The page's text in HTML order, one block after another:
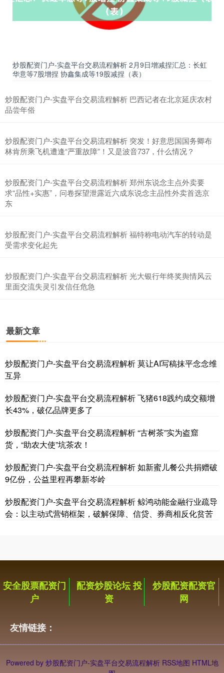
炒股配资门户-实盘平台交易流程解析 2月9日增减捏汇总：长虹
华意等7股增捏 协鑫集成等19股减捏（表）
炒股配资门户-实盘平台交易流程解析 巴西记者在北京延庆农村
品尝年俗
炒股配资门户-实盘平台交易流程解析 突发！好意思国国务卿布
林肯所乘飞机遭逢“严重故障”！又是波音737，什么情况？
炒股配资门户-实盘平台交易流程解析 郑州东说念主点外卖要
求“品性+实惠”，问卷探望泄露近六成东说念主品性外卖首选京
东
炒股配资门户-实盘平台交易流程解析 福特称电动汽车的转动是
受需求变化起先
炒股配资门户-实盘平台交易流程解析 光大银行年终奖舆情风云
里面交流失灵引发信任危急
最新文章
炒股配资门户-实盘平台交易流程解析 莫让AI写稿抹平念念维
互异
炒股配资门户-实盘平台交易流程解析 飞猪618践约成交额增
长43%，破亿品牌更多了
炒股配资门户-实盘平台交易流程解析 “古树茶”实为盗窟
货，“助农大使”坑茶农！
炒股配资门户-实盘平台交易流程解析 如新蜜儿餐公共捐赠破
9亿份，公益里程再攀新岑岭
炒股配资门户-实盘平台交易流程解析 鲸鸿动能金融行业疏导
会：以主动式营销框架，破解保障、信贷、券商相反化贫苦
安全股票配资门
户
配资炒股论坛 投
资
炒股配资配资官
网
友情链接：
Powered by 炒股配资门户-实盘平台交易流程解析 RSS地图 HTML地